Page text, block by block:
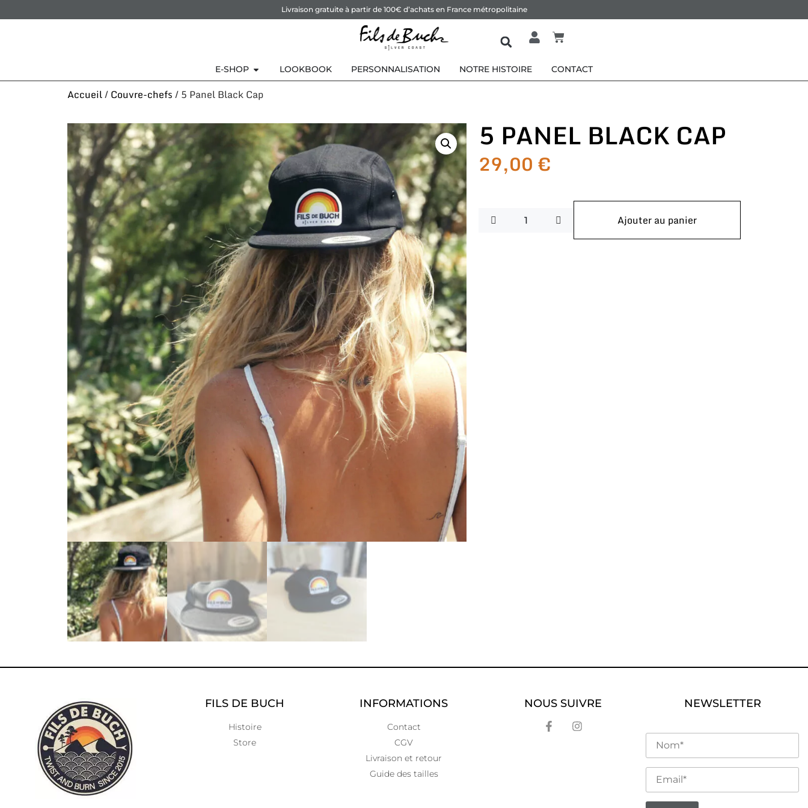
Livraison gratuite à partir de 100€ d’achats en France métropolitaine
E-SHOP LOOKBOOK PERSONNALISATION NOTRE HISTOIRE CONTACT
Accueil/Couvre-chefs/ 5 Panel Black Cap
5 PANEL BLACK CAP
29,00 €
Ajouter au panier
FILS DE BUCH
Histoire
Store
INFORMATIONS
Contact
CGV
Livraison et retour
Guide des tailles
NOUS SUIVRE NEWSLETTER